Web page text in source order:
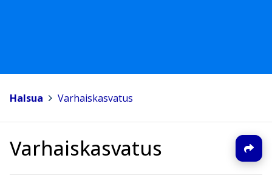
Halsua Varhaiskasvatus
Varhaiskasvatus